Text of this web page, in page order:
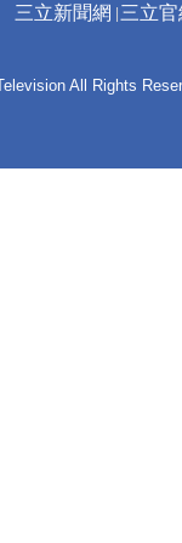
三立新聞網 三立官
All Rights